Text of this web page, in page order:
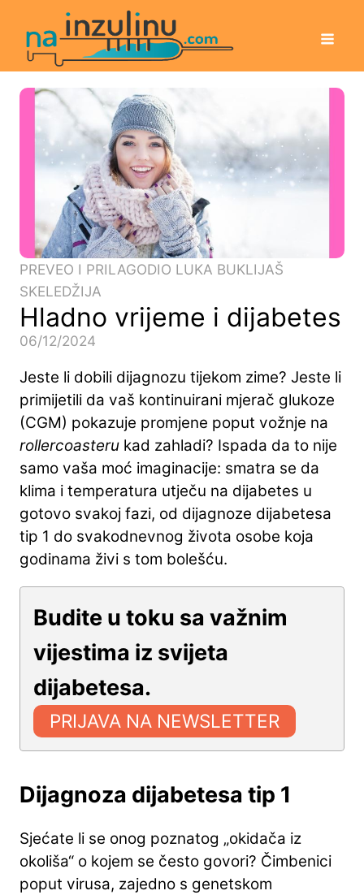
PREVEO I PRILAGODIO LUKA BUKLIJAŠ
SKELEDŽIJA
Hladno vrijeme i dijabetes
06/12/2024
Jeste li dobili dijagnozu tijekom zime? Jeste li
primijetili da vaš kontinuirani mjerač glukoze
(CGM) pokazuje promjene poput vožnje na
rollercoasteru kad zahladi? Ispada da to nije
samo vaša moć imaginacije: smatra se da
klima i temperatura utječu na dijabetes u
gotovo svakoj fazi, od dijagnoze dijabetesa
tip 1 do svakodnevnog života osobe koja
godinama živi s tom bolešću.
Budite u toku sa važnim
vijestima iz svijeta
dijabetesa.
Dijagnoza dijabetesa tip 1
Sjećate li se onog poznatog „okidača iz
okoliša“ o kojem se često govori? Čimbenici
poput virusa, zajedno s genetskom